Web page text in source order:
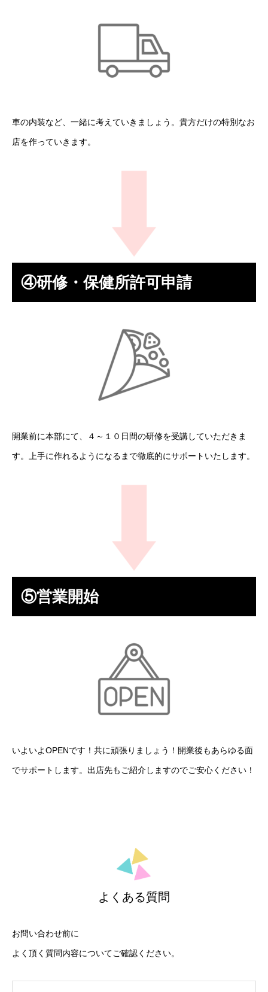
車の内装など、一緒に考えていきましょう。貴方だけの特別なお
店を作っていきます。
④研修・保健所許可申請
開業前に本部にて、４～１０日間の研修を受講していただきま
す。上手に作れるようになるまで徹底的にサポートいたします。
⑤営業開始
いよいよOPENです！共に頑張りましょう！開業後もあらゆる面
でサポートします。出店先もご紹介しますのでご安心ください！
よくある質問
お問い合わせ前に
よく頂く質問内容についてご確認ください。